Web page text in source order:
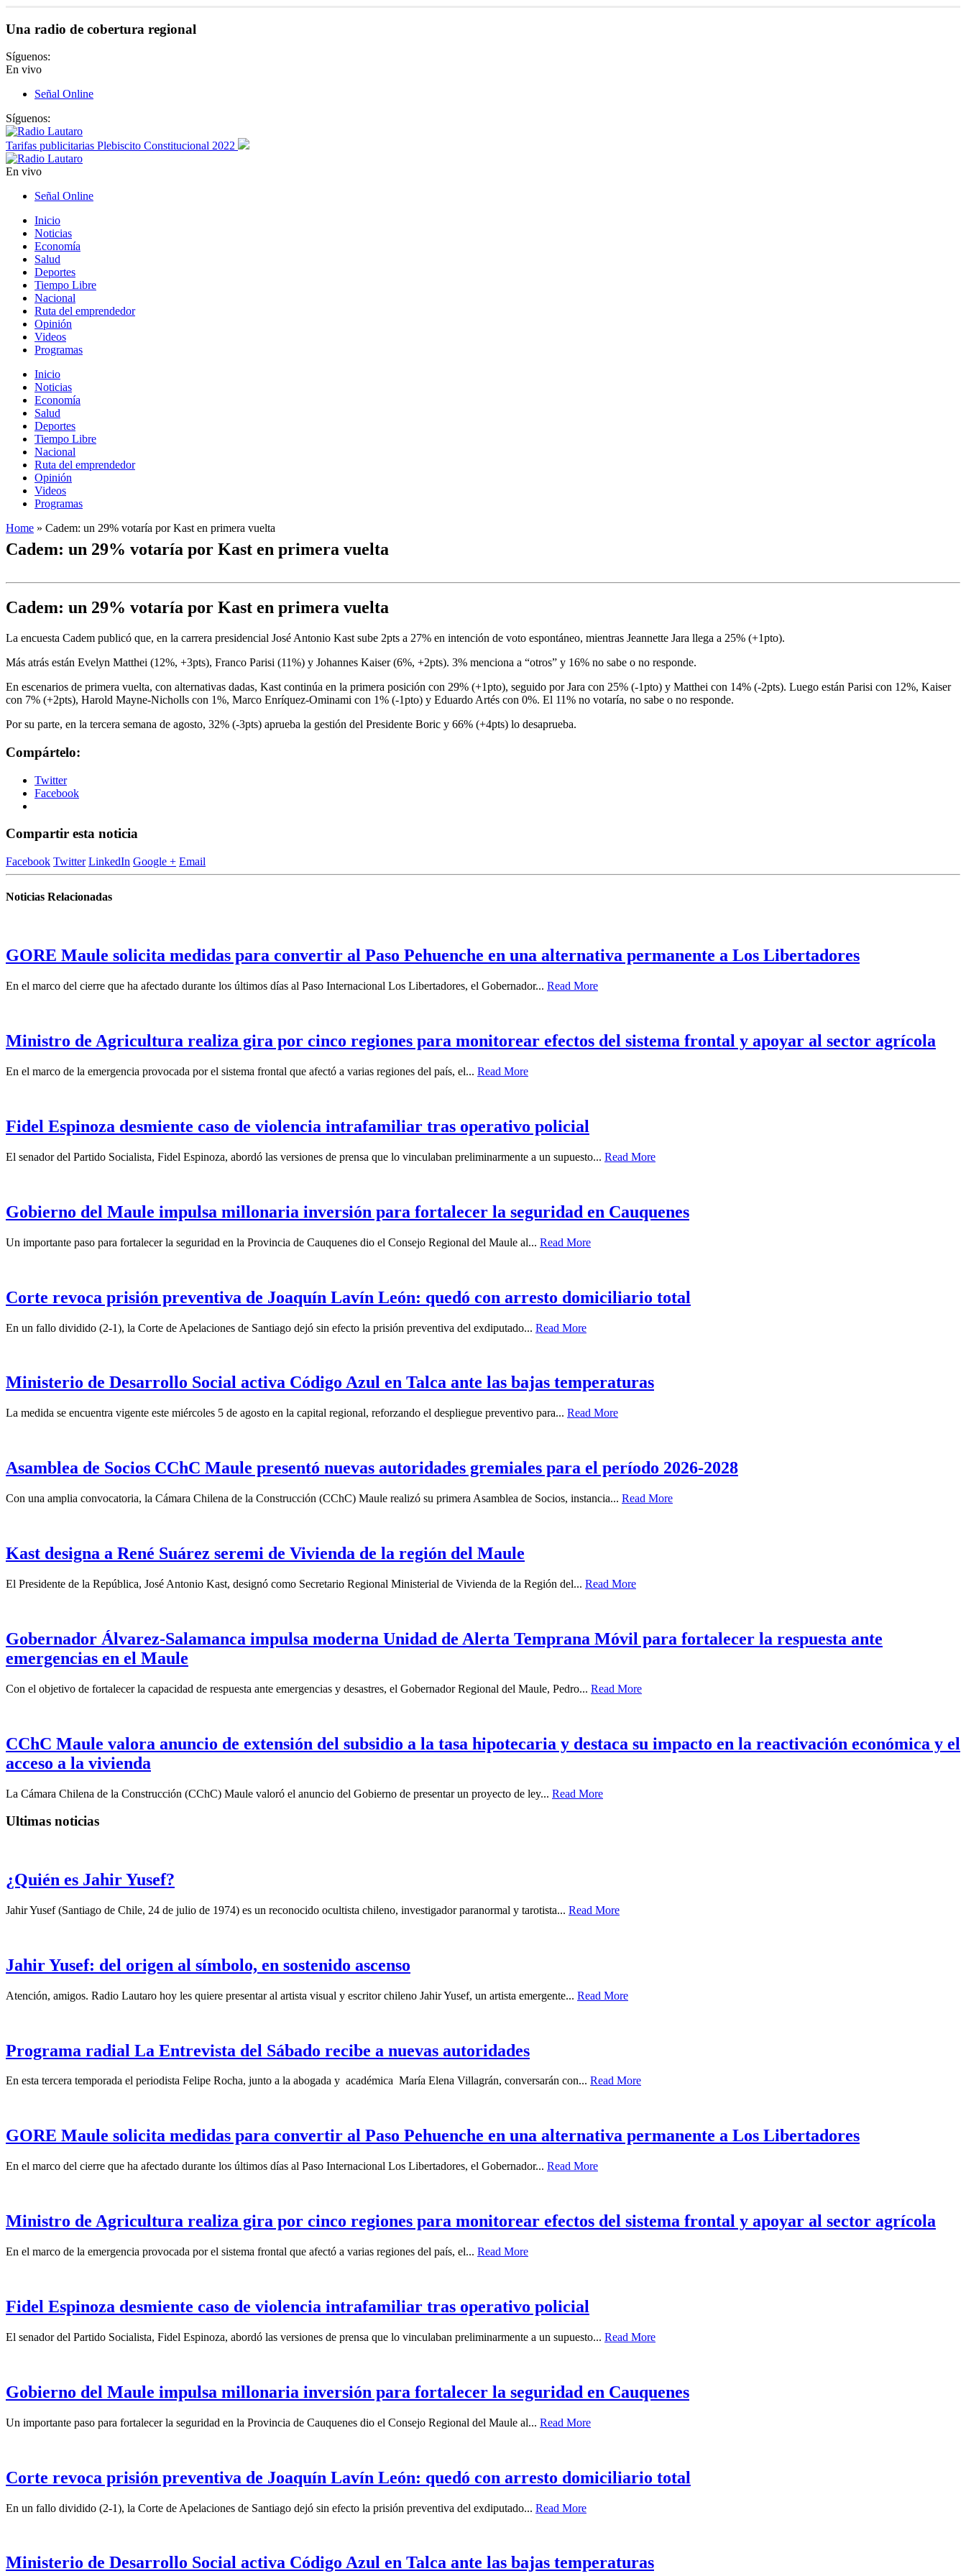
Una radio de cobertura regional
Síguenos:
En vivo
Señal Online
Síguenos:
Tarifas publicitarias Plebiscito Constitucional 2022
En vivo
Señal Online
Inicio
Noticias
Economía
Salud
Deportes
Tiempo Libre
Nacional
Ruta del emprendedor
Opinión
Videos
Programas
Inicio
Noticias
Economía
Salud
Deportes
Tiempo Libre
Nacional
Ruta del emprendedor
Opinión
Videos
Programas
Home » Cadem: un 29% votaría por Kast en primera vuelta
Cadem: un 29% votaría por Kast en primera vuelta
Cadem: un 29% votaría por Kast en primera vuelta
La encuesta Cadem publicó que, en la carrera presidencial José Antonio Kast sube 2pts a 27% en intención de voto espontáneo, mientras Jeannette Jara llega a 25% (+1pto).
Más atrás están Evelyn Matthei (12%, +3pts), Franco Parisi (11%) y Johannes Kaiser (6%, +2pts). 3% menciona a “otros” y 16% no sabe o no responde.
En escenarios de primera vuelta, con alternativas dadas, Kast continúa en la primera posición con 29% (+1pto), seguido por Jara con 25% (-1pto) y Matthei con 14% (-2pts). Luego están Parisi con 12%, Kaiser
con 7% (+2pts), Harold Mayne-Nicholls con 1%, Marco Enríquez-Ominami con 1% (-1pto) y Eduardo Artés con 0%. El 11% no votaría, no sabe o no responde.
Por su parte, en la tercera semana de agosto, 32% (-3pts) aprueba la gestión del Presidente Boric y 66% (+4pts) lo desaprueba.
Compártelo:
Twitter
Facebook
Compartir esta noticia
Facebook Twitter LinkedIn Google + Email
Noticias Relacionadas
GORE Maule solicita medidas para convertir al Paso Pehuenche en una alternativa permanente a Los Libertadores
En el marco del cierre que ha afectado durante los últimos días al Paso Internacional Los Libertadores, el Gobernador... Read More
Ministro de Agricultura realiza gira por cinco regiones para monitorear efectos del sistema frontal y apoyar al sector agrícola
En el marco de la emergencia provocada por el sistema frontal que afectó a varias regiones del país, el... Read More
Fidel Espinoza desmiente caso de violencia intrafamiliar tras operativo policial
El senador del Partido Socialista, Fidel Espinoza, abordó las versiones de prensa que lo vinculaban preliminarmente a un supuesto... Read More
Gobierno del Maule impulsa millonaria inversión para fortalecer la seguridad en Cauquenes
Un importante paso para fortalecer la seguridad en la Provincia de Cauquenes dio el Consejo Regional del Maule al... Read More
Corte revoca prisión preventiva de Joaquín Lavín León: quedó con arresto domiciliario total
En un fallo dividido (2-1), la Corte de Apelaciones de Santiago dejó sin efecto la prisión preventiva del exdiputado... Read More
Ministerio de Desarrollo Social activa Código Azul en Talca ante las bajas temperaturas
La medida se encuentra vigente este miércoles 5 de agosto en la capital regional, reforzando el despliegue preventivo para... Read More
Asamblea de Socios CChC Maule presentó nuevas autoridades gremiales para el período 2026-2028
Con una amplia convocatoria, la Cámara Chilena de la Construcción (CChC) Maule realizó su primera Asamblea de Socios, instancia... Read More
Kast designa a René Suárez seremi de Vivienda de la región del Maule
El Presidente de la República, José Antonio Kast, designó como Secretario Regional Ministerial de Vivienda de la Región del... Read More
Gobernador Álvarez-Salamanca impulsa moderna Unidad de Alerta Temprana Móvil para fortalecer la respuesta ante
emergencias en el Maule
Con el objetivo de fortalecer la capacidad de respuesta ante emergencias y desastres, el Gobernador Regional del Maule, Pedro... Read More
CChC Maule valora anuncio de extensión del subsidio a la tasa hipotecaria y destaca su impacto en la reactivación económica y el
acceso a la vivienda
La Cámara Chilena de la Construcción (CChC) Maule valoró el anuncio del Gobierno de presentar un proyecto de ley... Read More
Ultimas noticias
¿Quién es Jahir Yusef?
Jahir Yusef (Santiago de Chile, 24 de julio de 1974) es un reconocido ocultista chileno, investigador paranormal y tarotista... Read More
Jahir Yusef: del origen al símbolo, en sostenido ascenso
Atención, amigos. Radio Lautaro hoy les quiere presentar al artista visual y escritor chileno Jahir Yusef, un artista emergente... Read More
Programa radial La Entrevista del Sábado recibe a nuevas autoridades
En esta tercera temporada el periodista Felipe Rocha, junto a la abogada y académica María Elena Villagrán, conversarán con... Read More
GORE Maule solicita medidas para convertir al Paso Pehuenche en una alternativa permanente a Los Libertadores
En el marco del cierre que ha afectado durante los últimos días al Paso Internacional Los Libertadores, el Gobernador... Read More
Ministro de Agricultura realiza gira por cinco regiones para monitorear efectos del sistema frontal y apoyar al sector agrícola
En el marco de la emergencia provocada por el sistema frontal que afectó a varias regiones del país, el... Read More
Fidel Espinoza desmiente caso de violencia intrafamiliar tras operativo policial
El senador del Partido Socialista, Fidel Espinoza, abordó las versiones de prensa que lo vinculaban preliminarmente a un supuesto... Read More
Gobierno del Maule impulsa millonaria inversión para fortalecer la seguridad en Cauquenes
Un importante paso para fortalecer la seguridad en la Provincia de Cauquenes dio el Consejo Regional del Maule al... Read More
Corte revoca prisión preventiva de Joaquín Lavín León: quedó con arresto domiciliario total
En un fallo dividido (2-1), la Corte de Apelaciones de Santiago dejó sin efecto la prisión preventiva del exdiputado... Read More
Ministerio de Desarrollo Social activa Código Azul en Talca ante las bajas temperaturas